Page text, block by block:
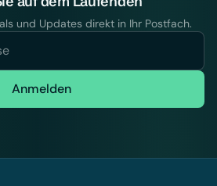
und Updates direkt in Ihr Postfach.
Anmelden